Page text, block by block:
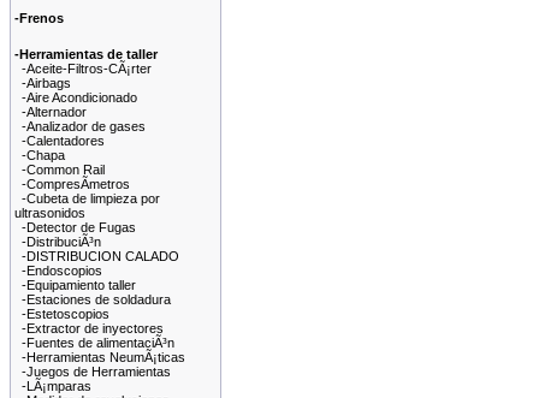
-Frenos
-Herramientas de taller
-Aceite-Filtros-CÃ¡rter
-Airbags
-Aire Acondicionado
-Alternador
-Analizador de gases
-Calentadores
-Chapa
-Common Rail
-CompresÃ­metros
-Cubeta de limpieza por
ultrasonidos
-Detector de Fugas
-DistribuciÃ³n
-DISTRIBUCION CALADO
-Endoscopios
-Equipamiento taller
-Estaciones de soldadura
-Estetoscopios
-Extractor de inyectores
-Fuentes de alimentaciÃ³n
-Herramientas NeumÃ¡ticas
-Juegos de Herramientas
-LÃ¡mparas